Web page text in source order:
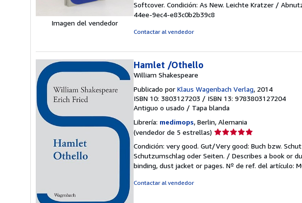
Imagen del vendedor
vendedor:
5
Softcover. Condición: As New. Leichte Kratzer /
44ee-9ec4-e83c0b2b39c8
Contactar al vendedor
Hamlet /Othello
William Shakespeare
Publicado por Klaus Wagenbach Verlag, 2014
ISBN 10: 3803127203 / ISBN 13: 9783803127204
Antiguo o usado / Tapa blanda
Librería: medimops, Berlin, Alemania
(vendedor de 5 estrellas) Calificación
vendedor:
5
de
Condición: very good. Gut/Very good: Buch bzw.
Schutzumschlag oder Seiten. / Describes a book or
binding, dust jacket or pages. Nº de ref. del artículo:
Contactar al vendedor